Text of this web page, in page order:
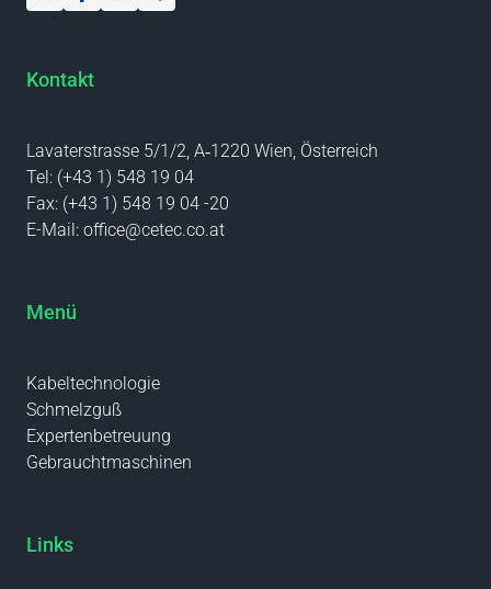
Kontakt
Lavaterstrasse 5/1/2, A‑1220 Wien, Österreich
Tel: (+43 1) 548 19 04
Fax: (+43 1) 548 19 04 -20
E-Mail: office@cetec.co.at
Menü
Kabeltechnologie
Schmelzguß
Expertenbetreuung
Gebrauchtmaschinen
Links